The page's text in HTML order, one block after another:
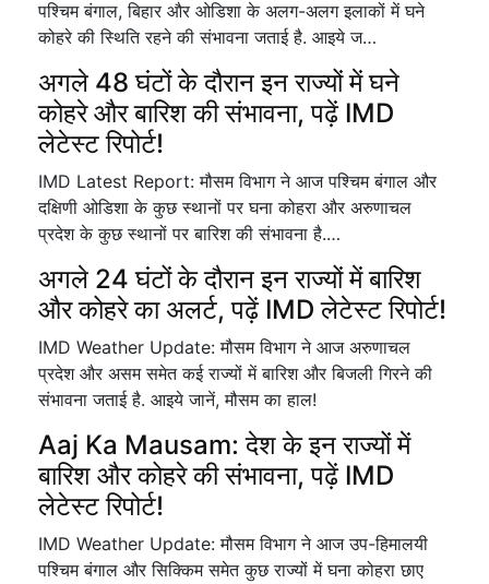
पश्चिम बंगाल, बिहार और ओडिशा के अलग-अलग इलाकों में घने
कोहरे की स्थिति रहने की संभावना जताई है. आइये ज…
अगले 48 घंटों के दौरान इन राज्यों में घने
कोहरे और बारिश की संभावना, पढ़ें IMD
लेटेस्ट रिपोर्ट!
IMD Latest Report: मौसम विभाग ने आज पश्चिम बंगाल और
दक्षिणी ओडिशा के कुछ स्थानों पर घना कोहरा और अरुणाचल
प्रदेश के कुछ स्थानों पर बारिश की संभावना है.…
अगले 24 घंटों के दौरान इन राज्यों में बारिश
और कोहरे का अलर्ट, पढ़ें IMD लेटेस्ट रिपोर्ट!
IMD Weather Update: मौसम विभाग ने आज अरुणाचल
प्रदेश और असम समेत कई राज्यों में बारिश और बिजली गिरने की
संभावना जताई है. आइये जानें, मौसम का हाल!
Aaj Ka Mausam: देश के इन राज्यों में
बारिश और कोहरे की संभावना, पढ़ें IMD
लेटेस्ट रिपोर्ट!
IMD Weather Update: मौसम विभाग ने आज उप-हिमालयी
पश्चिम बंगाल और सिक्किम समेत कुछ राज्यों में घना कोहरा छाए